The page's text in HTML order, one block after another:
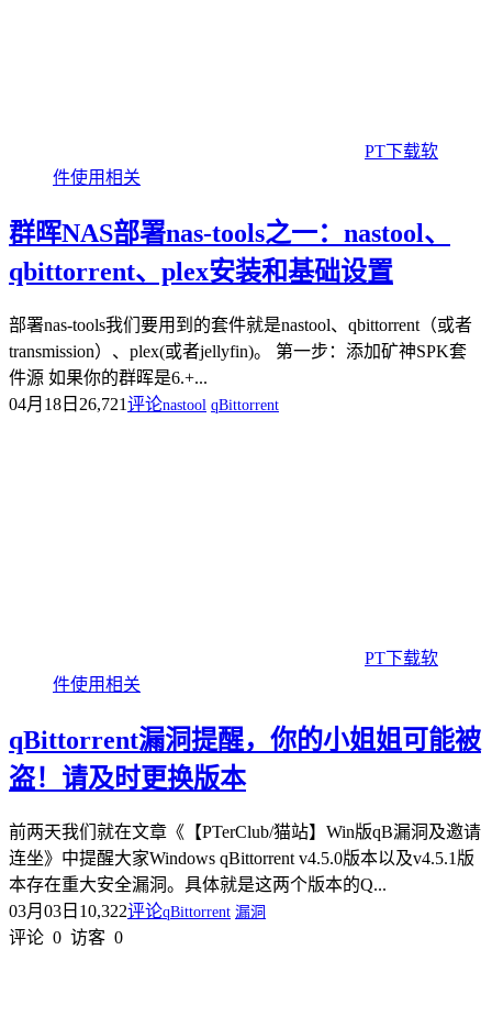
PT下载软
件使用相关
群晖NAS部署nas-tools之一：nastool、
qbittorrent、plex安装和基础设置
部署nas-tools我们要用到的套件就是nastool、qbittorrent（或者
transmission）、plex(或者jellyfin)。 第一步：添加矿神SPK套
件源 如果你的群晖是6.+...
04月18日 26,721评论nastool qBittorrent
PT下载软
件使用相关
qBittorrent漏洞提醒，你的小姐姐可能被
盗！请及时更换版本
前两天我们就在文章《【PTerClub/猫站】Win版qB漏洞及邀请
连坐》中提醒大家Windows qBittorrent v4.5.0版本以及v4.5.1版
本存在重大安全漏洞。具体就是这两个版本的Q...
03月03日 10,322评论qBittorrent 漏洞
评论 0 访客 0